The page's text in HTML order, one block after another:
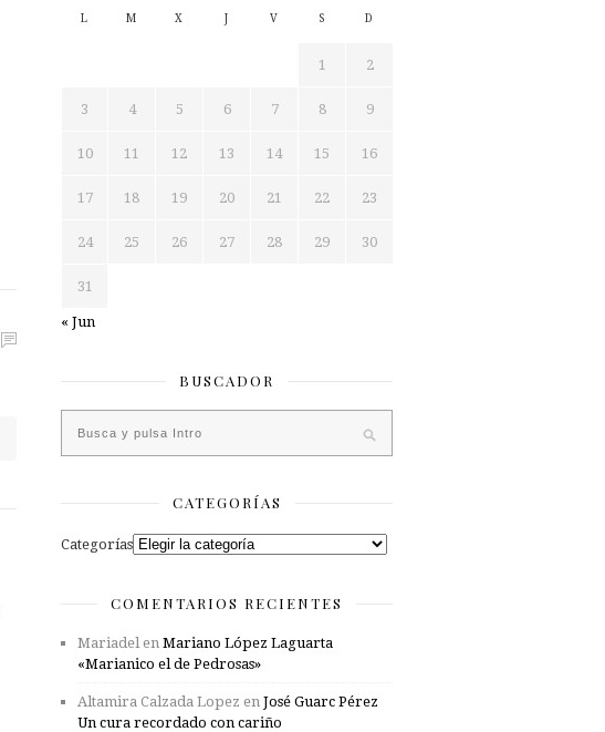
L M X J V S D
1 2
3 4 5 6 7 8 9
10 11 12 13 14 15 16
17 18 19 20 21 22 23
24 25 26 27 28 29 30
31
« Jun
BUSCADOR
CATEGORÍAS
Categorías
COMENTARIOS RECIENTES
Mariadelen Mariano López Laguarta
«Marianico el de Pedrosas»
Altamira Calzada Lopez en José Guarc Pérez
Un cura recordado con cariño